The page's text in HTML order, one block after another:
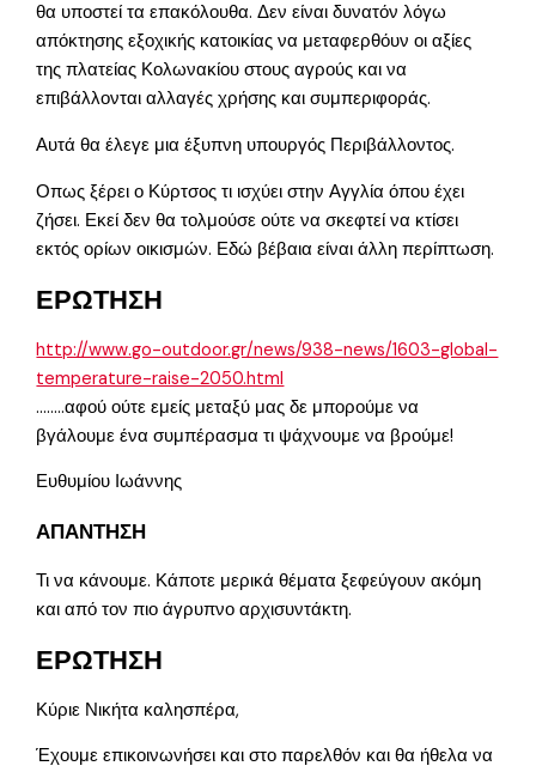
θα υποστεί τα επακόλουθα. Δεν είναι δυνατόν λόγω
απόκτησης εξοχικής κατοικίας να μεταφερθόυν οι αξίες
της πλατείας Κολωνακίου στους αγρούς και να
επιβάλλονται αλλαγές χρήσης και συμπεριφοράς.
Αυτά θα έλεγε μια έξυπνη υπουργός Περιβάλλοντος.
Οπως ξέρει ο Κύρτσος τι ισχύει στην Αγγλία όπου έχει
ζήσει. Εκεί δεν θα τολμούσε ούτε να σκεφτεί να κτίσει
εκτός ορίων οικισμών. Εδώ βέβαια είναι άλλη περίπτωση.
ΕΡΩΤΗΣΗ
http://www.go-outdoor.gr/news/938-news/1603-global-
temperature-raise-2050.html
……..αφού ούτε εμείς μεταξύ μας δε μπορούμε να
βγάλουμε ένα συμπέρασμα τι ψάχνουμε να βρούμε!
Ευθυμίου Ιωάννης
ΑΠΑΝΤΗΣΗ
Τι να κάνουμε. Κάποτε μερικά θέματα ξεφεύγουν ακόμη
και από τον πιο άγρυπνο αρχισυντάκτη.
ΕΡΩΤΗΣΗ
Κύριε Νικήτα καλησπέρα,
Έχουμε επικοινωνήσει και στο παρελθόν και θα ήθελα να